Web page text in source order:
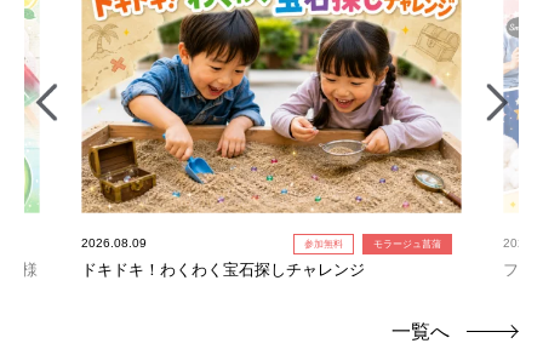
子様
2026.08.09 参加無料 モラージュ菖蒲
ドキドキ！わくわく宝石探しチャレンジ フォ
一覧へ